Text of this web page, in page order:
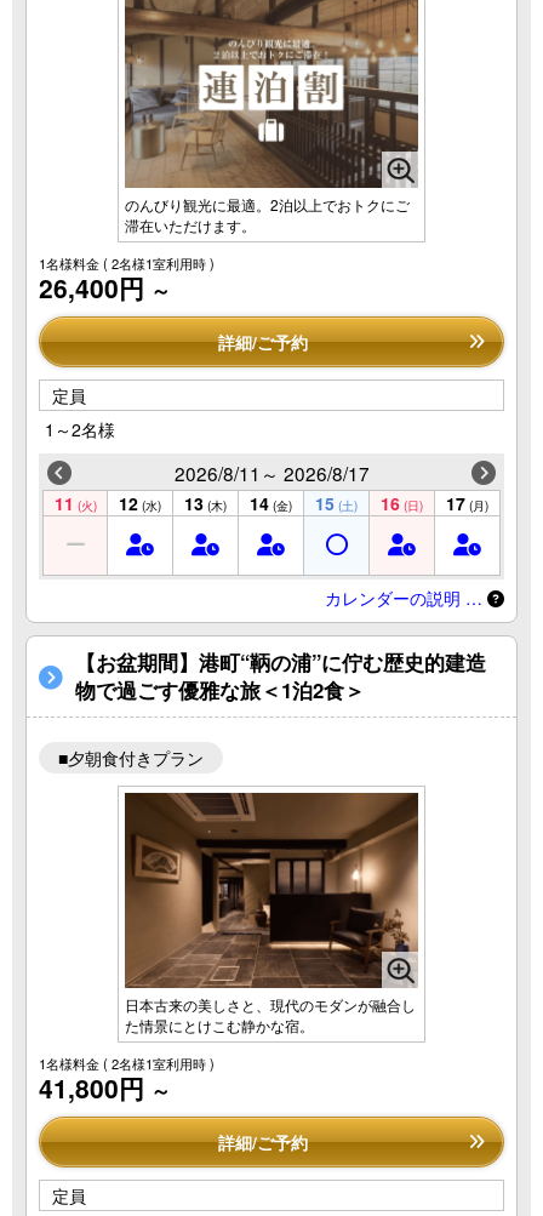
のんびり観光に最適。2泊以上でおトクにご
滞在いただけます。
1名様料金( 2名様1室利用時 )
26,400円 ～
詳細/ご予約
定員
1～2名様
2026/8/11～ 2026/8/17
11 (火) 12 (水) 13 (木) 14 (金) 15 (土) 16 (日) 17 (月)
カレンダーの説明 …
【お盆期間】港町“鞆の浦”に佇む歴史的建造
物で過ごす優雅な旅＜1泊2食＞
■夕朝食付きプラン
日本古来の美しさと、現代のモダンが融合し
た情景にとけこむ静かな宿。
1名様料金( 2名様1室利用時 )
41,800円 ～
詳細/ご予約
定員